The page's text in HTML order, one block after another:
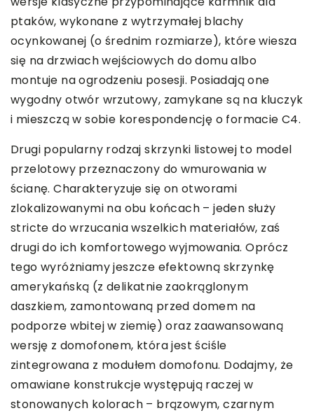
ptaków, wykonane z wytrzymałej blachy
ocynkowanej (o średnim rozmiarze), które wiesza
się na drzwiach wejściowych do domu albo
montuje na ogrodzeniu posesji. Posiadają one
wygodny otwór wrzutowy, zamykane są na kluczyk
i mieszczą w sobie korespondencję o formacie C4.
Drugi popularny rodzaj skrzynki listowej to model
przelotowy przeznaczony do wmurowania w
ścianę. Charakteryzuje się on otworami
zlokalizowanymi na obu końcach – jeden służy
stricte do wrzucania wszelkich materiałów, zaś
drugi do ich komfortowego wyjmowania. Oprócz
tego wyróżniamy jeszcze efektowną skrzynkę
amerykańską (z delikatnie zaokrąglonym
daszkiem, zamontowaną przed domem na
podporze wbitej w ziemię) oraz zaawansowaną
wersję z domofonem, która jest ściśle
zintegrowana z modułem domofonu. Dodajmy, że
omawiane konstrukcje występują raczej w
stonowanych kolorach – brązowym, czarnym